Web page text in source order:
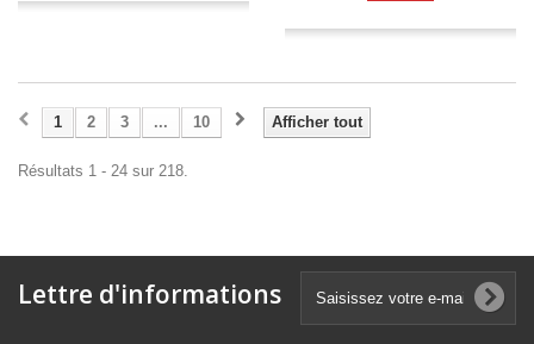
Afficher tout
1 2 3 ... 10
Résultats 1 - 24 sur 218.
Lettre d'informations